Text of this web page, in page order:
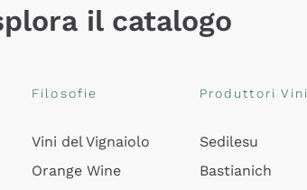
il catalogo
Filosofie
Vini del Vignaiolo
Orange Wine
Produttori Vini
Sedilesu
Bastianich